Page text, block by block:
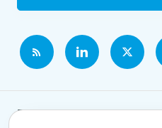
Espace presse